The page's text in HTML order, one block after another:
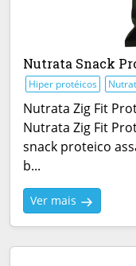
Nutrata Snack
Hiper protéicos
Nutrata Zig Fit
Nutrata Zig Fit
snack proteico
b...
Ver mais